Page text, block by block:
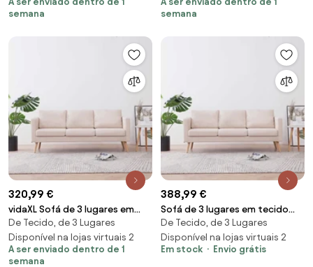
semana
semana
320,99 €
vidaXL Sofá de 3 lugares em
tecido cor creme
De Tecido, de 3 Lugares
Disponível na lojas virtuais 2
A ser enviado dentro de 1
semana
388,99 €
Sofá de 3 lugares em tecido
cor creme
De Tecido, de 3 Lugares
Disponível na lojas virtuais 2
Em stock
Envio grátis